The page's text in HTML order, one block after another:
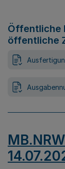
Öffentliche
öffentliche